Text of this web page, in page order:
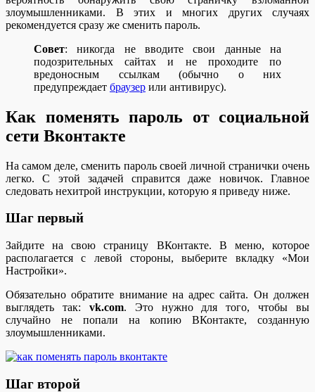
злоумышленниками. В этих и многих других случаях
рекомендуется сразу же сменить пароль.
Совет: никогда не вводите свои данные на
подозрительных сайтах и не проходите по
вредоносным ссылкам (обычно о них
предупреждает браузер или антивирус).
Как поменять пароль от социальной
сети Вконтакте
На самом деле, сменить пароль своей личной странички очень
легко. С этой задачей справится даже новичок. Главное
следовать нехитрой инструкции, которую я приведу ниже.
Шаг первый
Зайдите на свою страницу ВКонтакте. В меню, которое
располагается с левой стороны, выберите вкладку «Мои
Настройки».
Обязательно обратите внимание на адрес сайта. Он должен
выглядеть так: vk.com. Это нужно для того, чтобы вы
случайно не попали на копию ВКонтакте, созданную
злоумышленниками.
Шаг второй